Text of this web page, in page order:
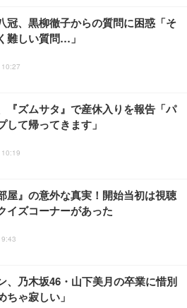
冠、黒柳徹子からの質問に困惑「そ
難しい質問…」
『ズムサタ』で産休入りを報告「パ
して帰ってきます」
屋』の意外な真実！開始当初は視聴
イズコーナーがあった
、乃木坂46・山下美月の卒業に惜別
ちゃ寂しい」